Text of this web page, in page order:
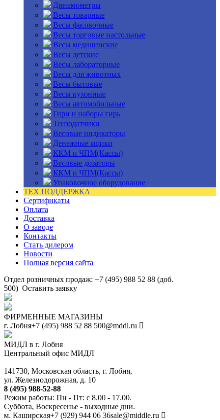
Динамометры
Весы товарные
Весы фасовочные
Весы торговые настольные
Весы медицинские
Весы детские
Весы лабораторные
Весы для животных
Весы бытовые
Весы кухонные
Весы автомобильные
Гири и наборы гирь
Тензодатчики
Весовые индикаторы
Денежные ящики
ККМ и ЧПМ(Кассы)
Весовые дозаторы
ККМ и ЧПМ(Кассы)
Упаковочное оборудование
ТЕХ ПОДДЕРЖКА
Сертификаты
Оплата
Доставка
О заводе
Контакты
Стать дилером
Новости
Полная версия сайта
Отдел розничных продаж: +7 (495) 988 52 88 (доб.
500) Оставить заявку
ФИРМЕННЫЕ МАГАЗИНЫ
г. Лобня+7 (495) 988 52 88 500@mddl.ru
МИДЛ в г. Лобня
Центральный офис МИДЛ
141730, Московская область, г. Лобня,
ул. Железнодорожная, д. 10
8 (495) 988-52-88
Режим работы: Пн - Пт: с 8.00 - 17.00.
Суббота, Воскресенье - выходные дни.
м. Каширская+7 (929) 944 06 36sale@middle.ru